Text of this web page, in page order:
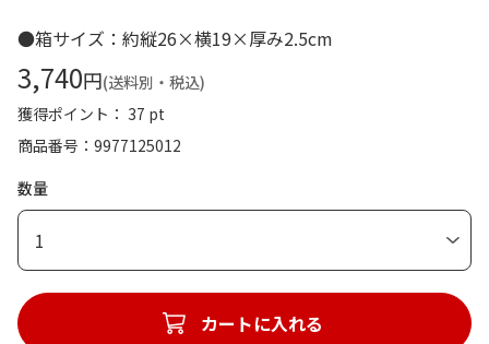
●箱サイズ：約縦26×横19×厚み2.5cm
3,740円(送料別・税込)
獲得ポイント： 37 pt
商品番号
9977125012
数量
1
カートに入れる